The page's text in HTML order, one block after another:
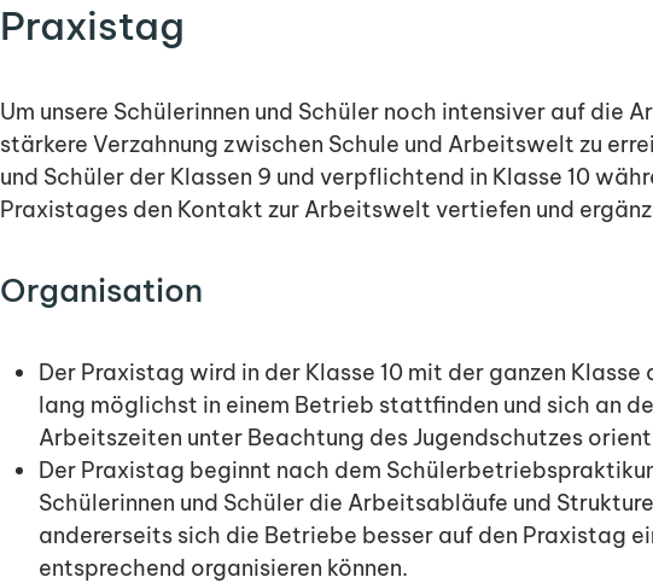
Praxistag
Um unsere Schülerinnen und Schüler noch intensiver auf die
stärkere Verzahnung zwischen Schule und Arbeitswelt zu
und Schüler der Klassen 9 und verpflichtend in Klasse 10
Praxistages den Kontakt zur Arbeitswelt vertiefen und
Organisation
Der Praxistag wird in der Klasse 10 mit der ganzen
lang möglichst in einem Betrieb stattfinden und sich an
Arbeitszeiten unter Beachtung des Jugendschutzes
Der Praxistag beginnt nach dem
Schülerinnen und Schüler die Arbeitsabläufe und
andererseits sich die Betriebe besser auf den Praxistag
entsprechend organisieren können.